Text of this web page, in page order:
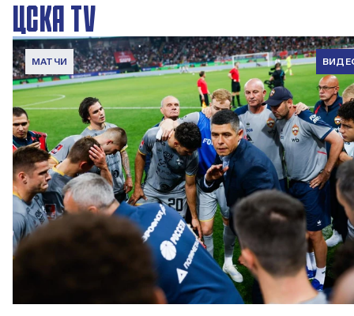
ЦСКА TV
МАТЧИ
Вокруг матча | Локомотив – ПФК ЦСКА